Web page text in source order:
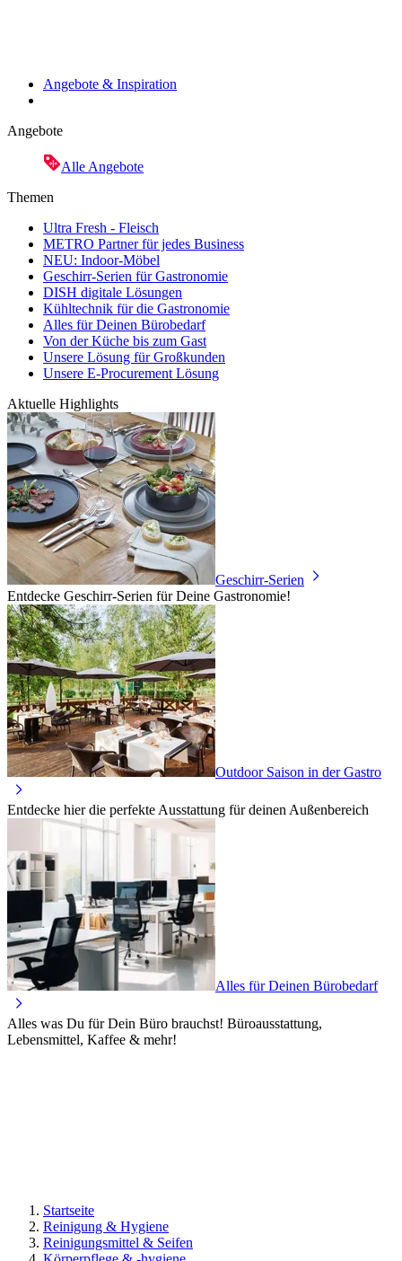
Angebote & Inspiration
Angebote
Alle Angebote
Themen
Ultra Fresh - Fleisch
METRO Partner für jedes Business
NEU: Indoor-Möbel
Geschirr-Serien für Gastronomie
DISH digitale Lösungen
Kühltechnik für die Gastronomie
Alles für Deinen Bürobedarf
Von der Küche bis zum Gast
Unsere Lösung für Großkunden
Unsere E-Procurement Lösung
Aktuelle Highlights
Geschirr-Serien
Entdecke Geschirr-Serien für Deine Gastronomie!
Outdoor Saison in der Gastro
Entdecke hier die perfekte Ausstattung für deinen Außenbereich
Alles für Deinen Bürobedarf
Alles was Du für Dein Büro brauchst! Büroausstattung,
Lebensmittel, Kaffee & mehr!
Startseite
Reinigung & Hygiene
Reinigungsmittel & Seifen